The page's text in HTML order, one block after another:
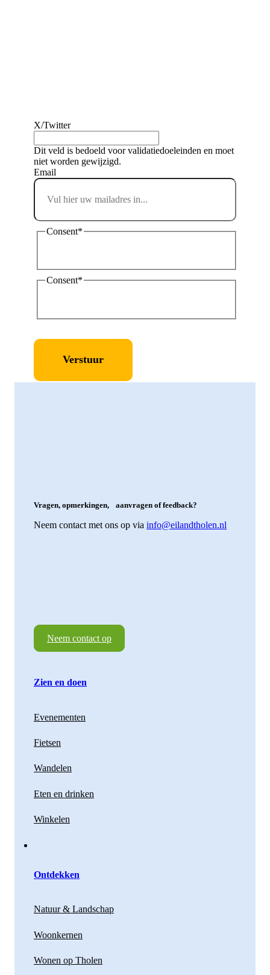
X/Twitter
Dit veld is bedoeld voor validatiedoeleinden en moet
niet worden gewijzigd.
Email
Consent*
Consent*
Vragen, opmerkingen, aanvragen of feedback?
Neem contact met ons op via info@eilandtholen.nl
Neem contact op
Zien en doen
Evenementen
Fietsen
Wandelen
Eten en drinken
Winkelen
Ontdekken
Natuur & Landschap
Woonkernen
Wonen op Tholen